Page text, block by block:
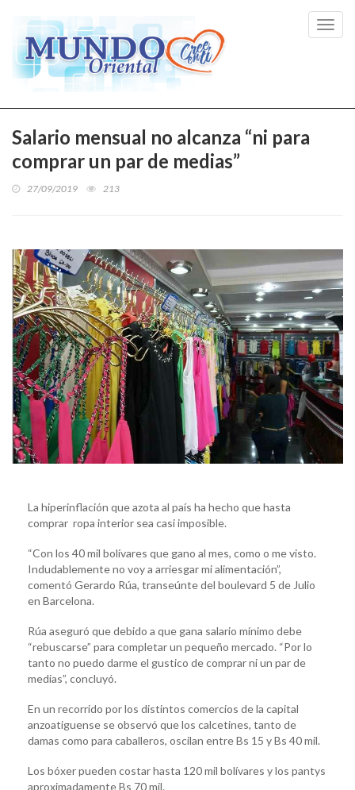
Salario mensual no alcanza “ni para
comprar un par de medias”
27/09/2019 213
La hiperinflación que azota al país ha hecho que hasta
comprar ropa interior sea casi imposible.
“Con los 40 mil bolívares que gano al mes, como o me visto.
Indudablemente no voy a arriesgar mi alimentación”,
comentó Gerardo Rúa, transeúnte del boulevard 5 de Julio
en Barcelona.
Rúa aseguró que debido a que gana salario mínimo debe
“rebuscarse” para completar un pequeño mercado. “Por lo
tanto no puedo darme el gustico de comprar ni un par de
medias”, concluyó.
En un recorrido por los distintos comercios de la capital
anzoatiguense se observó que los calcetines, tanto de
damas como para caballeros, oscilan entre Bs 15 y Bs 40 mil.
Los bóxer pueden costar hasta 120 mil bolívares y los pantys
aproximadamente Bs 70 mil.